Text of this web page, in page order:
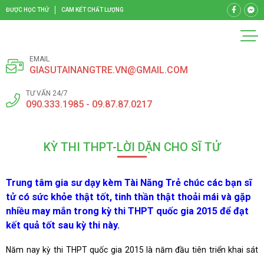
ĐƯỢC HỌC THỬ CAM KẾT CHẤT LƯỢNG
EMAIL
GIASUTAINANGTRE.VN@GMAIL.COM
TƯ VẤN 24/7
090.333.1985 - 09.87.87.0217
KỲ THI THPT-LỜI DẶN CHO SĨ TỬ
Trung tâm gia sư dạy kèm Tài Năng Trẻ chúc các bạn sĩ
tử có sức khỏe thật tốt, tinh thần thật thoải mái và gặp
nhiều may mắn trong kỳ thi THPT quốc gia 2015 để đạt
kết quả tốt sau kỳ thi này.
Năm nay kỳ thi THPT quốc gia 2015 là năm đầu tiên triển khai sát